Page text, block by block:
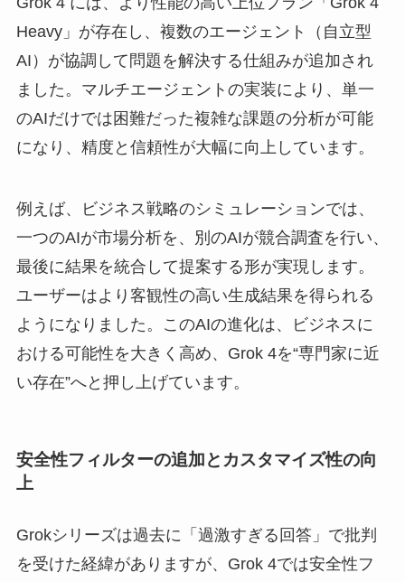
Heavy」が存在し、複数のエージェント（自立型
AI）が協調して問題を解決する仕組みが追加され
ました。マルチエージェントの実装により、単一
のAIだけでは困難だった複雑な課題の分析が可能
になり、精度と信頼性が大幅に向上しています。
例えば、ビジネス戦略のシミュレーションでは、
一つのAIが市場分析を、別のAIが競合調査を行い、
最後に結果を統合して提案する形が実現します。
ユーザーはより客観性の高い生成結果を得られる
ようになりました。このAIの進化は、ビジネスに
おける可能性を大きく高め、Grok 4を“専門家に近
い存在”へと押し上げています。
安全性フィルターの追加とカスタマイズ性の向
上
Grokシリーズは過去に「過激すぎる回答」で批判
を受けた経緯がありますが、Grok 4では安全性フ